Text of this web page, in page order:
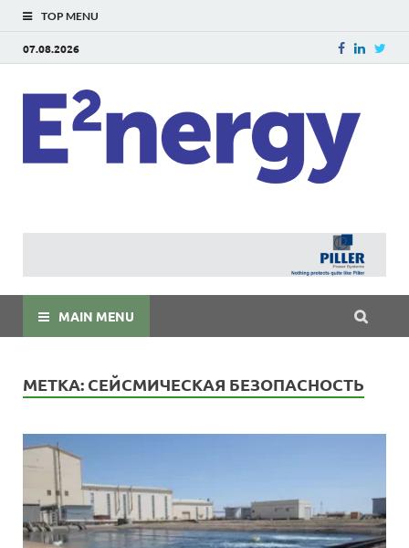
TOP MENU
07.08.2026
MAIN MENU
МЕТКА: СЕЙСМИЧЕСКАЯ БЕЗОПАСНОСТЬ